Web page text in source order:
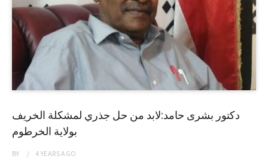
دكتور بشرى حامد:لابد من حل جذري لمشكلة الخريف
بولاية الخرطوم
BY 4 YEARSAGO